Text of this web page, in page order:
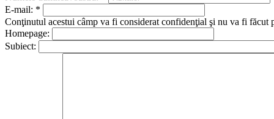
E-mail: *
Conţinutul acestui câmp va fi considerat confidenţial şi nu va fi făcut
Homepage:
Subiect: